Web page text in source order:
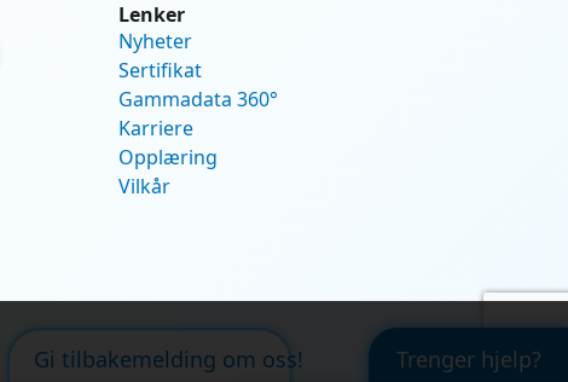
Lenker
Nyheter
Sertifikat
Gammadata 360°
Karriere
Opplæring
Vilkår
Gi tilbakemelding om oss! Trenger hjelp?